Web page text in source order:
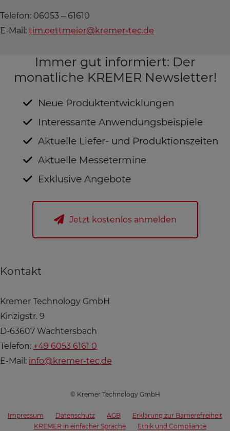
Telefon: 06053 – 61610
E-Mail: tim.oettmeier@kremer-tec.de
Immer gut informiert: Der
monatliche KREMER Newsletter!
Neue Produktentwicklungen
Interessante Anwendungsbeispiele
Aktuelle Liefer- und Produktionszeiten
Aktuelle Messetermine
Exklusive Angebote
Jetzt kostenlos anmelden
Kontakt
Kremer Technology GmbH
Kinzigstr. 9
D-63607 Wächtersbach
Telefon: +49 6053 6161 0
E-Mail: info@kremer-tec.de
© Kremer Technology GmbH
Impressum Datenschutz AGB
Erklärung zur Barrierefreiheit
KREMER in einfacher Sprache
Ethik und Compliance